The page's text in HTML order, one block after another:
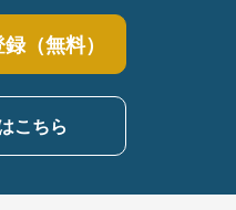
（無料）
こちら